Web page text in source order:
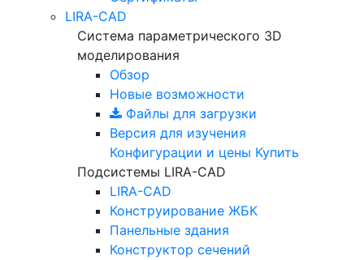
LIRA-CAD
Система параметрического 3D
моделирования
Обзор
Новые возможности
Файлы для загрузки
Версия для изучения
Конфигурации и цены Купить
Подсистемы LIRA-CAD
LIRA-CAD
Конструирование ЖБК
Панельные здания
Конструктор сечений